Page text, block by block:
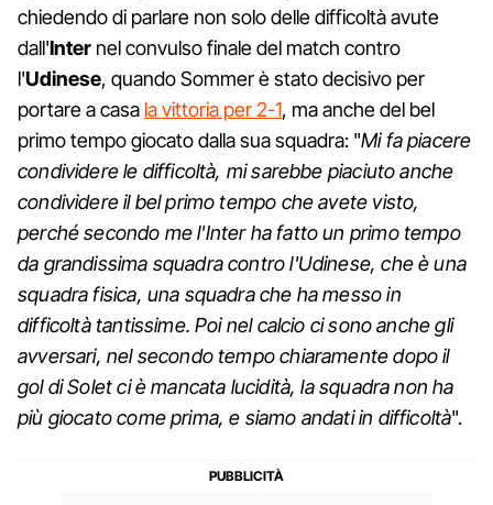
chiedendo di parlare non solo delle difficoltà avute
dall'Inter nel convulso finale del match contro
l'Udinese, quando Sommer è stato decisivo per
portare a casa la vittoria per 2-1, ma anche del bel
primo tempo giocato dalla sua squadra: "Mi fa piacere
condividere le difficoltà, mi sarebbe piaciuto anche
condividere il bel primo tempo che avete visto,
perché secondo me l'Inter ha fatto un primo tempo
da grandissima squadra contro l'Udinese, che è una
squadra fisica, una squadra che ha messo in
difficoltà tantissime. Poi nel calcio ci sono anche gli
avversari, nel secondo tempo chiaramente dopo il
gol di Solet ci è mancata lucidità, la squadra non ha
più giocato come prima, e siamo andati in difficoltà".